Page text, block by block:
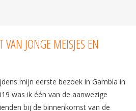
JONGE MEISJES EN
mijn eerste bezoek in Gambia in
was ik één van de aanwezige
bij de binnenkomst van de